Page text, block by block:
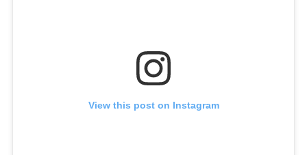
View this post on Instagram